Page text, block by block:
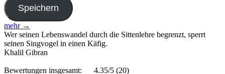
mehr →
Wer seinen Lebenswandel durch die Sittenlehre begrenzt, sperrt
seinen Singvogel in einen Käfig.
Khalil Gibran
Bewertungen insgesamt: 4.35/5 (20)